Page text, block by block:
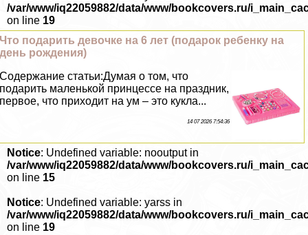
/var/www/iq22059882/data/www/bookcovers.ru/
on line 19
Что подарить дeвoчке на 6 лет (подарок ребенку на
день рождения)
Содержание статьи:Думая о том, что
подарить маленькой принцессе на праздник,
первое, что приходит на ум – это кукла...
14 07 2026 7:54:36
Notice: Undefined variable: nooutput in
/var/www/iq22059882/data/www/bookcovers.ru/
on line 15
Notice: Undefined variable: yarss in
/var/www/iq22059882/data/www/bookcovers.ru/
on line 19